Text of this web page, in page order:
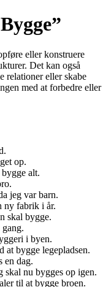
eller konstruere
Det kan også
relationer eller skabe
med at forbedre eller
op.
alt.
jeg var barn.
ny fabrik i år.
skal bygge.
i byen.
bygge legepladsen.
en dag.
skal nu bygges op igen.
til at bygge broen.